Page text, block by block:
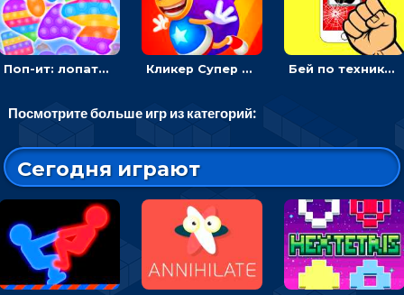
Поп-ит: лопать шарики, чтобы менять формы антистресса Кликер Супер Бадди: бей, чтобы трусить монеты Бей по технике, чтобы снять стресс – кликер
Посмотрите больше игр из категорий:
Сегодня играют